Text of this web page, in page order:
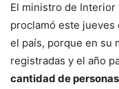
El ministro de Interior
proclamó este
el país, porque en su
registradas y el año
cantidad de